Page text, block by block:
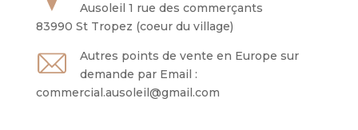
Ausoleil 1 rue des commerçants
83990 St Tropez (coeur du village)
Autres points de vente en Europe sur
demande par Email :
commercial.ausoleil@gmail.com